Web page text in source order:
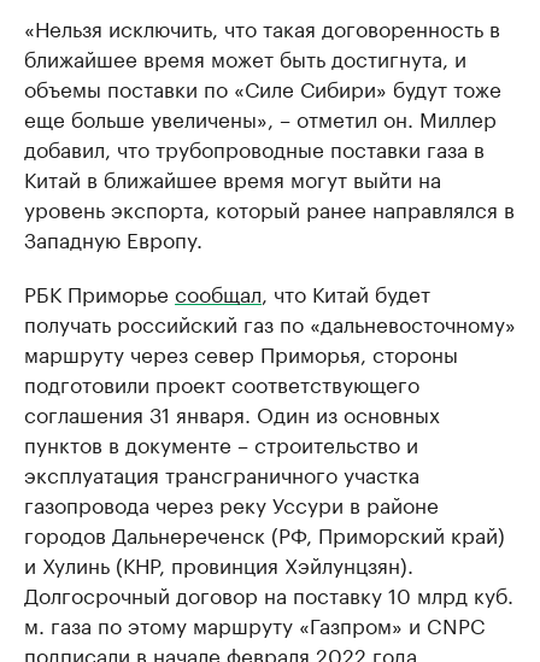
«Нельзя исключить, что такая договоренность в
ближайшее время может быть достигнута, и
объемы поставки по «Силе Сибири» будут тоже
еще больше увеличены», – отметил он. Миллер
добавил, что трубопроводные поставки газа в
Китай в ближайшее время могут выйти на
уровень экспорта, который ранее направлялся в
Западную Европу.
РБК Приморье сообщал , что Китай будет
получать российский газ по «дальневосточному»
маршруту через север Приморья, стороны
подготовили проект соответствующего
соглашения 31 января. Один из основных
пунктов в документе – строительство и
эксплуатация трансграничного участка
газопровода через реку Уссури в районе
городов Дальнереченск (РФ, Приморский край)
и Хулинь (КНР, провинция Хэйлунцзян).
Долгосрочный договор на поставку 10 млрд куб.
м. газа по этому маршруту «Газпром» и CNPC
подписали в начале февраля 2022 года.